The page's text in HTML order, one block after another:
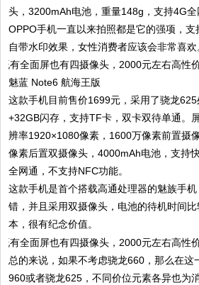
头，3200mAh电池，重量148g，支持4G全
OPPO手机一直以来拍照都是它的强项，支
自带水印效果，女性消费者应该会非常喜欢
魅蓝 Note6 航海王版
这款手机目前售价1699元，采用了骁龙
+32GB闪存，支持TF卡，双卡双待单通。
辨率1920×1080像素，1600万像素前置摄
像素后置双摄像头，4000mAh电池，支持
全网通，不支持NFC功能。
这款手机是首个搭载高通处理器的魅族手
错，并且采用双摄像头，电池的待机时间
本，很有纪念价值。
总的来说，如果不考虑骁龙660，那么在这
960或者骁龙625，不同价位元素各异也为